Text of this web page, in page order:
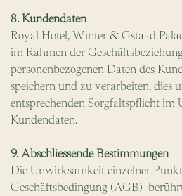
8. Kundendaten
Royal Hotel, Winter & Gstaad
im Rahmen der
personenbezogenen Daten des
speichern und zu verarbeiten, dies
entsprechenden Sorgfaltspflicht im
Kundendaten.
9. Abschliessende Bestimmungen
Die Unwirksamkeit einzelner
Geschäftsbedingung (AGB)